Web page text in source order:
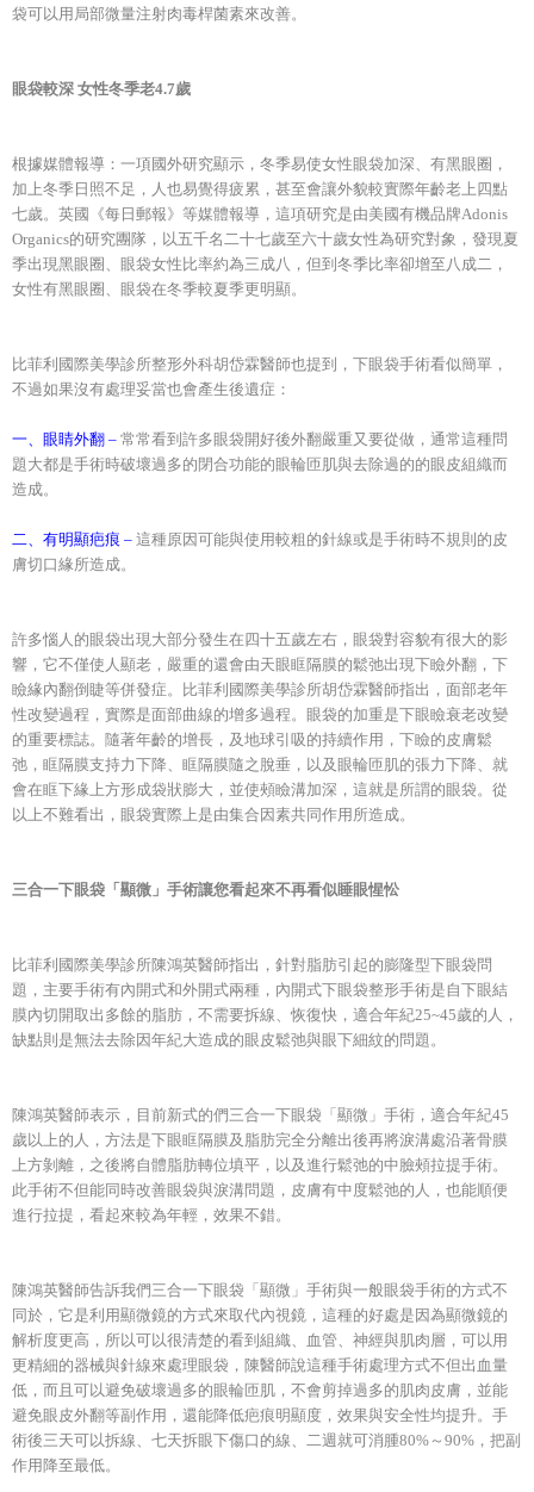
袋可以用局部微量注射肉毒桿菌素來改善。
眼袋較深 女性冬季老4.7歲
根據媒體報導：一項國外研究顯示，冬季易使女性眼袋加深、有黑眼圈，
加上冬季日照不足，人也易覺得疲累，甚至會讓外貌較實際年齡老上四點
七歲。英國《每日郵報》等媒體報導，這項研究是由美國有機品牌Adonis
Organics的研究團隊，以五千名二十七歲至六十歲女性為研究對象，發現夏
季出現黑眼圈、眼袋女性比率約為三成八，但到冬季比率卻增至八成二，
女性有黑眼圈、眼袋在冬季較夏季更明顯。
比菲利國際美學診所整形外科胡岱霖醫師也提到，下眼袋手術看似簡單，
不過如果沒有處理妥當也會產生後遺症：
一、眼睛外翻 – 常常看到許多眼袋開好後外翻嚴重又要從做，通常這種問
題大都是手術時破壞過多的閉合功能的眼輪匝肌與去除過的的眼皮組織而
造成。
二、有明顯疤痕 – 這種原因可能與使用較粗的針線或是手術時不規則的皮
膚切口緣所造成。
許多惱人的眼袋出現大部分發生在四十五歲左右，眼袋對容貌有很大的影
響，它不僅使人顯老，嚴重的還會由天眼眶隔膜的鬆弛出現下瞼外翻，下
瞼緣內翻倒睫等併發症。比菲利國際美學診所胡岱霖醫師指出，面部老年
性改變過程，實際是面部曲線的增多過程。眼袋的加重是下眼瞼衰老改變
的重要標誌。隨著年齡的增長，及地球引吸的持續作用，下瞼的皮膚鬆
弛，眶隔膜支持力下降、眶隔膜隨之脫垂，以及眼輪匝肌的張力下降、就
會在眶下緣上方形成袋狀膨大，並使頰瞼溝加深，這就是所謂的眼袋。從
以上不難看出，眼袋實際上是由集合因素共同作用所造成。
三合一下眼袋「顯微」手術讓您看起來不再看似睡眼惺忪
比菲利國際美學診所陳鴻英醫師指出，針對脂肪引起的膨隆型下眼袋問
題，主要手術有內開式和外開式兩種，內開式下眼袋整形手術是自下眼結
膜內切開取出多餘的脂肪，不需要拆線、恢復快，適合年紀25~45歲的人，
缺點則是無法去除因年紀大造成的眼皮鬆弛與眼下細紋的問題。
陳鴻英醫師表示，目前新式的們三合一下眼袋「顯微」手術，適合年紀45
歲以上的人，方法是下眼眶隔膜及脂肪完全分離出後再將淚溝處沿著骨膜
上方剝離，之後將自體脂肪轉位填平，以及進行鬆弛的中臉頰拉提手術。
此手術不但能同時改善眼袋與淚溝問題，皮膚有中度鬆弛的人，也能順便
進行拉提，看起來較為年輕，效果不錯。
陳鴻英醫師告訴我們三合一下眼袋「顯微」手術與一般眼袋手術的方式不
同於，它是利用顯微鏡的方式來取代內視鏡，這種的好處是因為顯微鏡的
解析度更高，所以可以很清楚的看到組織、血管、神經與肌肉層，可以用
更精細的器械與針線來處理眼袋，陳醫師說這種手術處理方式不但出血量
低，而且可以避免破壞過多的眼輪匝肌，不會剪掉過多的肌肉皮膚，並能
避免眼皮外翻等副作用，還能降低疤痕明顯度，效果與安全性均提升。手
術後三天可以拆線、七天拆眼下傷口的線、二週就可消腫80%～90%，把副
作用降至最低。